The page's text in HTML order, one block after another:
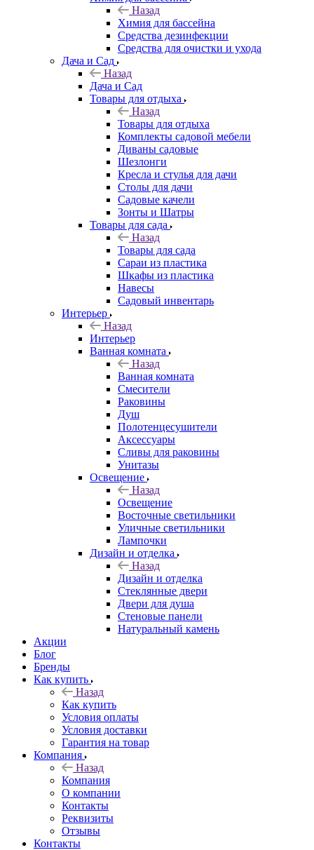
Назад
Химия для бассейна
Средства дезинфекции
Средства для очистки и ухода
Дача и Сад
Назад
Дача и Сад
Товары для отдыха
Назад
Товары для отдыха
Комплекты садовой мебели
Диваны садовые
Шезлонги
Кресла и стулья для дачи
Столы для дачи
Садовые качели
Зонты и Шатры
Товары для сада
Назад
Товары для сада
Сараи из пластика
Шкафы из пластика
Навесы
Садовый инвентарь
Интерьер
Назад
Интерьер
Ванная комната
Назад
Ванная комната
Смесители
Раковины
Душ
Полотенцесушители
Аксессуары
Сливы для раковины
Унитазы
Освещение
Назад
Освещение
Восточные светильники
Уличные светильники
Лампочки
Дизайн и отделка
Назад
Дизайн и отделка
Стеклянные двери
Двери для душа
Стеновые панели
Натуральный камень
Акции
Блог
Бренды
Как купить
Назад
Как купить
Условия оплаты
Условия доставки
Гарантия на товар
Компания
Назад
Компания
О компании
Контакты
Реквизиты
Отзывы
Контакты